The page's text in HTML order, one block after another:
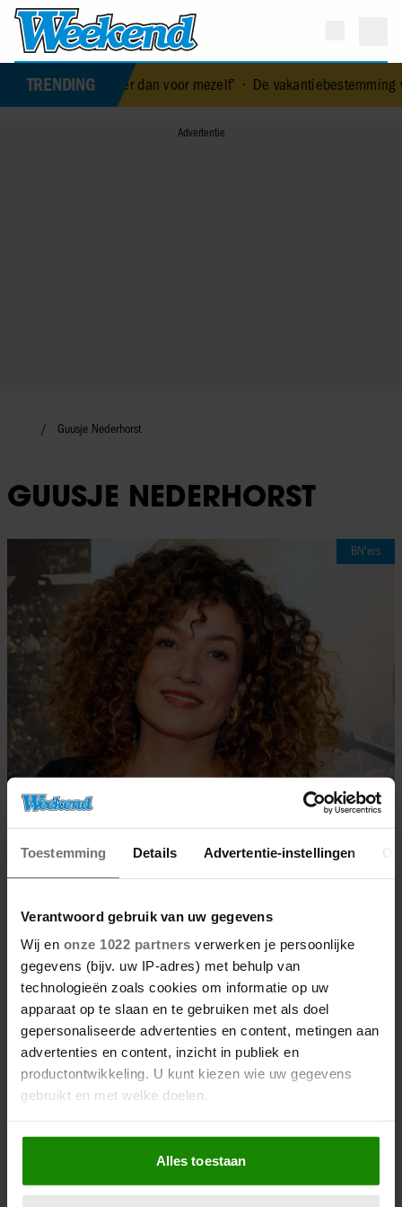
Toestemming Details Advertentie-instellingen
Verantwoord gebruik van uw gegevens
Wij en onze 1022 partners verwerken je persoonlijke
gegevens (bijv. uw IP-adres) met behulp van
technologieën zoals cookies om informatie op uw
apparaat op te slaan en te gebruiken met als doel
gepersonaliseerde advertenties en content, metingen aan
advertenties en content, inzicht in publiek en
productontwikkeling. U kunt kiezen wie uw gegevens
gebruikt en met welke doelen.
Als u het toestaat, willen we ook graag:
Informatie verzamelen over uw geografische
locatie, die tot een paar meter nauwkeurig kan zijn
Alles toestaan
TRENDING
‘Meer voor over dan voor mezelf’• De vakantiebestemming
Guusje Nederhorst
GUUSJE NEDERHORST
BN'ers
14/11/2025
KATJA SCHUURMAN ONTHULT ZWARE
PERIODE ACHTER ADEMNOOD-SUCCES: